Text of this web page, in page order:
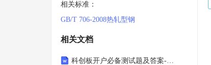
相关标准：
GB/T 706-2008热轧型钢
相关文档
科创板开户必备测试题及答案-开通科创板的问题答案